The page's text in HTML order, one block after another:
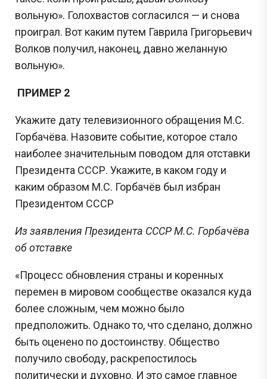
вольную». Голохвастов согласился — и снова
проиграл. Вот каким путем Гаврила Григорьевич
Волков получил, наконец, давно желанную
вольную».
ПРИМЕР 2
Укажите дату телевизионного обращения М.С.
Горбачёва. Назовите событие, которое стало
наиболее значительным поводом для отставки
Президента СССР. Укажите, в каком году и
каким образом М.С. Горбачёв был избран
Президентом СССР
Из заявления Президента СССР М.С. Горбачёва
об отставке
«Процесс обновления страны и коренных
перемен в мировом сообществе оказался куда
более сложным, чем можно было
предположить. Однако то, что сделано, должно
быть оценено по достоинству. Общество
получило свободу, раскрепостилось
политически и духовно. И это самое главное